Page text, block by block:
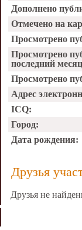
Дополнено
Отмечено на
Просмотрено
Просмотрено
последний
Просмотрено
Адрес
ICQ:
Город:
Дата рождения:
Друзья
Друзья не